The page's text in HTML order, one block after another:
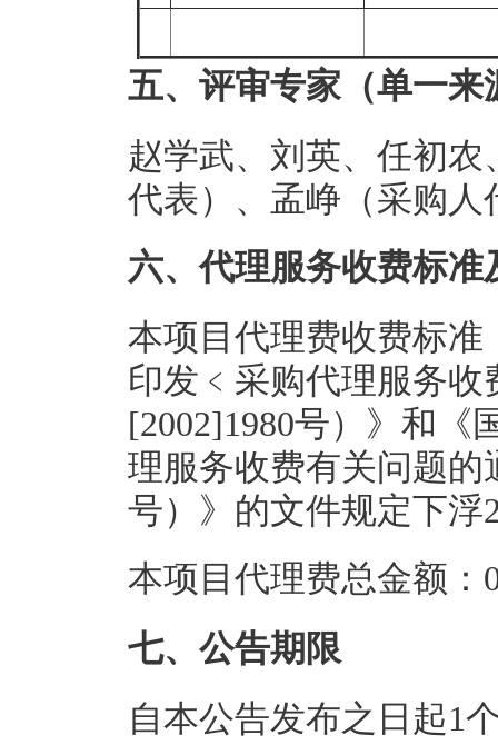
五、评审专家（单一
赵学武、刘英、任初
代表）、孟峥（采购人
六、代理服务收费标准
本项目代理费收费标
印发﹤采购代理服务
[2002]1980号）》和《
理服务收费有关问题的
号）》的文件规定下浮
本项目代理费总金额：
七、公告期限
自本公告发布之日起1